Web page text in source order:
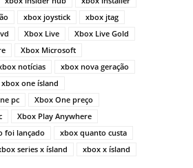
xbox joystick
xbox jtag
Xbox Live
Xbox Live Gold
Xbox Microsoft
notícias
xbox nova geração
xbox one ísland
pc
Xbox One preço
Xbox Play Anywhere
foi lançado
xbox quanto custa
series x ísland xbox x ísland